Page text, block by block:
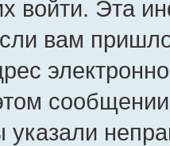
войти. Эта
вам